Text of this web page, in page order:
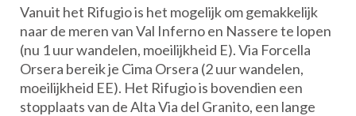
Vanuit het Rifugio is het mogelijk om gemakkelijk
naar de meren van Val Inferno en Nassere te lopen
(nu 1 uur wandelen, moeilijkheid E). Via Forcella
Orsera bereik je Cima Orsera (2 uur wandelen,
moeilijkheid EE). Het Rifugio is bovendien een
stopplaats van de Alta Via del Granito, een lange